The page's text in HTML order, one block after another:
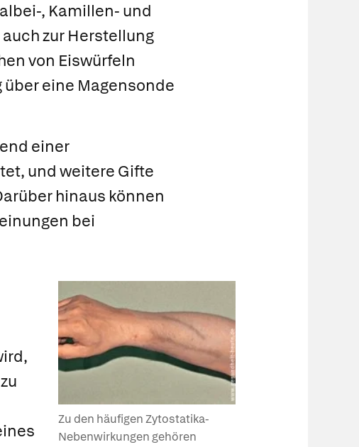
, Kamillen- und
zur Herstellung
von Eiswürfeln
eine Magensonde
einer
und weitere Gifte
hinaus können
bei
Zu den häufigen Zytostatika-
Nebenwirkungen gehören